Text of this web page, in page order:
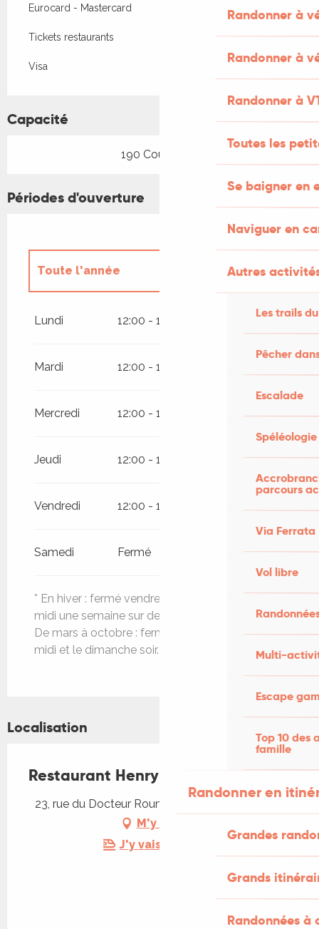
Randonner à
Randonner à
Randonner à
Toutes les
Se baigner en
Naviguer en
Autres
Les trails
Pêcher
Escalade
Spéléologie
parcours
Via Ferrata
Vol libre
Multi-
Escape
Top 10 des
famille
Randonner en
Grandes
Grands
Randonnées
Eurocard - Mastercard
Tickets restaurants
Visa
Capacité
190 Couvert(s)
Périodes d'ouverture
Toute l'année
Lundi 12:00 - 13:30 19:00 - 20:30
Mardi 12:00 - 13:30
Mercredi 12:00 - 13:30 19:00 - 20:30
Jeudi 12:00 - 13:30 19:00 - 20:30
Vendredi 12:00 - 13:30
Samedi Fermé
* En hiver : fermé vendredi soir + le dimanche
midi une semaine sur deux .
De mars à octobre : fermé le lundi, le samedi
midi et le dimanche soir.
Localisation
Restaurant Henry
23, rue du Docteur Rouma, 46700 Puy-l'Évêque
M'y rendre
J'y vais en train !